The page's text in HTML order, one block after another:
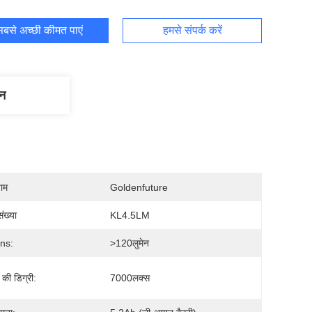
अच्छी कीमत पाएं हमसे संपर्क करें
Goldenfuture
KL4.5LM
>120लुमेन
डिग्री: 7000लक्स